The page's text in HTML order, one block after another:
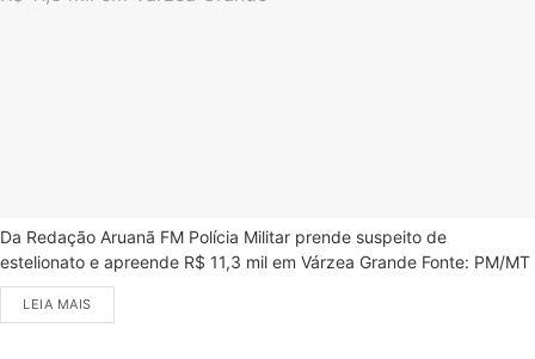
Da Redação Aruanã FM Polícia Militar prende suspeito de
estelionato e apreende R$ 11,3 mil em Várzea Grande Fonte: PM/MT
LEIA MAIS